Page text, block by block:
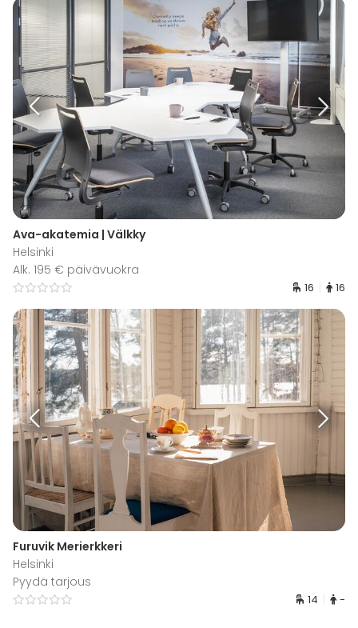
Ava-akatemia | Välkky
Helsinki
Alk. 195 € päivävuokra
16 16
Furuvik Merierkkeri
Helsinki
Pyydä tarjous
14 -